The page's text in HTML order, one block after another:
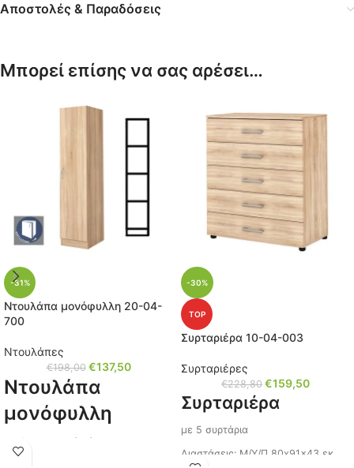
Αποστολές & Παραδόσεις
Μπορεί επίσης να σας αρέσει…
-31%
Ντουλάπα μονόφυλλη 20-04-
700
Ντουλάπες
€198,00 €137,50
Ντουλάπα
μονόφυλλη
με 4 εσωτερικά ράφια
-30%
TOP
Συρταριέρα 10-04-003
Συρταριέρες
€228,80 €159,50
Συρταριέρα
με 5 συρτάρια
Διαστάσεις: Μ/Υ/Π 80x91x43 εκ.